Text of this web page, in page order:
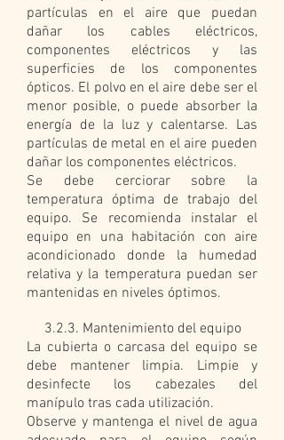
partículas en el aire que puedan
dañar los cables eléctricos,
componentes eléctricos y las
superficies de los componentes
ópticos. El polvo en el aire debe ser el
menor posible, o puede absorber la
energía de la luz y calentarse. Las
partículas de metal en el aire pueden
dañar los componentes eléctricos.
Se debe cerciorar sobre la
temperatura óptima de trabajo del
equipo. Se recomienda instalar el
equipo en una habitación con aire
acondicionado donde la humedad
relativa y la temperatura puedan ser
mantenidas en niveles óptimos.
3.2.3. Mantenimiento del equipo
La cubierta o carcasa del equipo se
debe mantener limpia. Limpie y
desinfecte los cabezales del
manípulo tras cada utilización.
Observe y mantenga el nivel de agua